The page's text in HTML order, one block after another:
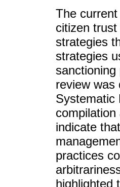
The
citizen
strategies
strategies
review was
Systematic
indicate
practices
highlighted